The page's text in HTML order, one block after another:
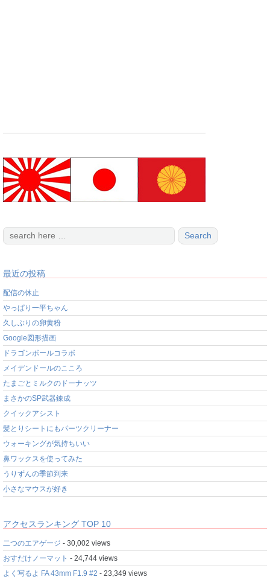
最近の投稿
配信の休止
やっぱり一平ちゃん
久しぶりの卵黄粉
Google図形描画
ドラゴンボールコラボ
メイデンドールのこころ
たまごとミルクのドーナッツ
まさかのSP武器錬成
クイックアシスト
髪とりシートにもパーツクリーナー
ウォーキングが気持ちいい
鼻ワックスを使ってみた
うりずんの季節到来
小さなマウスが好き
アクセスランキング TOP 10
二つのエアゲージ - 30,002 views
おすだけノーマット - 24,744 views
よく写るよ FA 43mm F1.9 #2 - 23,349 views